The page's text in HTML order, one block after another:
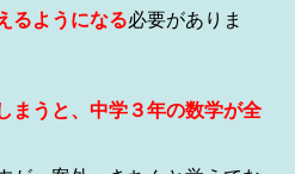
るようになる必要がありま
まうと、中学３年の数学が全